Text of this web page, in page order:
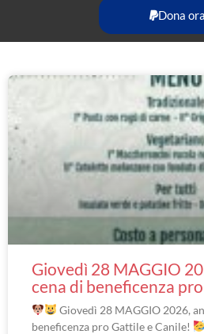
Dona ora
Giovedì 28 MAGGIO
cena di beneficenza
Giovedì 28 MAGGIO 2026,
beneficenza pro Gattile e Canile!